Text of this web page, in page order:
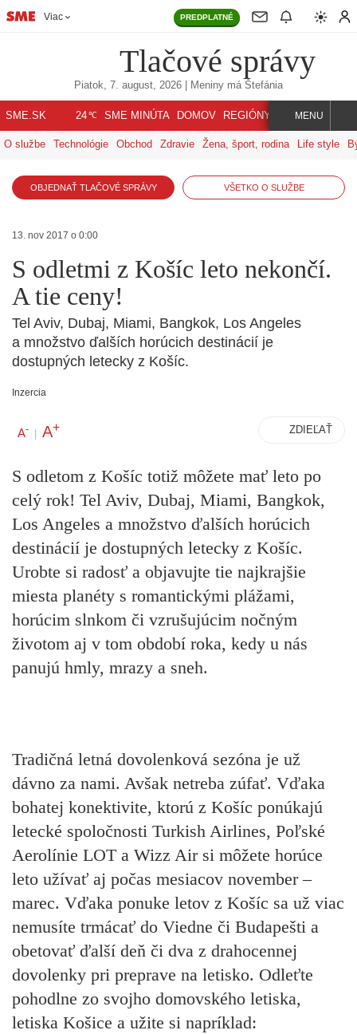
Viac PREDPLATNÉ
Tlačové správy
Piatok, 7. august, 2026 | Meniny má Štefánia
SME.SK 24℃ SME MINÚTA DOMOV REGIÓNY INDEX SVET
MENU
O službe Technológie Obchod Zdravie Žena, šport, rodina Life style
OBJEDNAŤ TLAČOVÉ SPRÁVY VŠETKO O SLUŽBE
13. nov 2017 o 0:00
S odletmi z Košíc leto nekončí.
A tie ceny!
Tel Aviv, Dubaj, Miami, Bangkok, Los Angeles
a množstvo ďalších horúcich destinácií je
dostupných letecky z Košíc.
Inzercia
A- | A+ ZDIEĽAŤ
S odletom z Košíc totiž môžete mať leto po
celý rok! Tel Aviv, Dubaj, Miami, Bangkok,
Los Angeles a množstvo ďalších horúcich
destinácií je dostupných letecky z Košíc.
Urobte si radosť a objavujte tie najkrajšie
miesta planéty s romantickými plážami,
horúcim slnkom či vzrušujúcim nočným
životom aj v tom období roka, kedy u nás
panujú hmly, mrazy a sneh.
Tradičná letná dovolenková sezóna je už
dávno za nami. Avšak netreba zúfať. Vďaka
bohatej konektivite, ktorú z Košíc ponúkajú
letecké spoločnosti Turkish Airlines, Poľské
Aerolínie LOT a Wizz Air si môžete horúce
leto užívať aj počas mesiacov november –
marec. Vďaka ponuke letov z Košíc sa už viac
nemusíte trmácať do Viedne či Budapešti a
obetovať ďalší deň či dva z drahocennej
dovolenky pri preprave na letisko. Odleťte
pohodlne zo svojho domovského letiska,
letiska Košice a užite si napríklad: